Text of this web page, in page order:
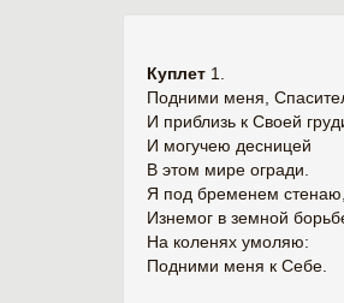
Куплет 1.
Подними меня,
И приблизь к Своей
И могучею десницей
В этом мире огради.
Я под бременем стенаю,
Изнемог в земной
На коленях умоляю:
Подними меня к Себе.